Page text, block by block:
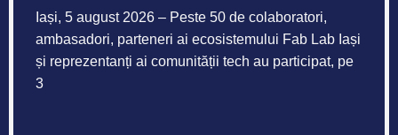
Iași, 5 august 2026 – Peste 50 de colaboratori,
ambasadori, parteneri ai ecosistemului Fab Lab Iași
și reprezentanți ai comunității tech au participat, pe
3